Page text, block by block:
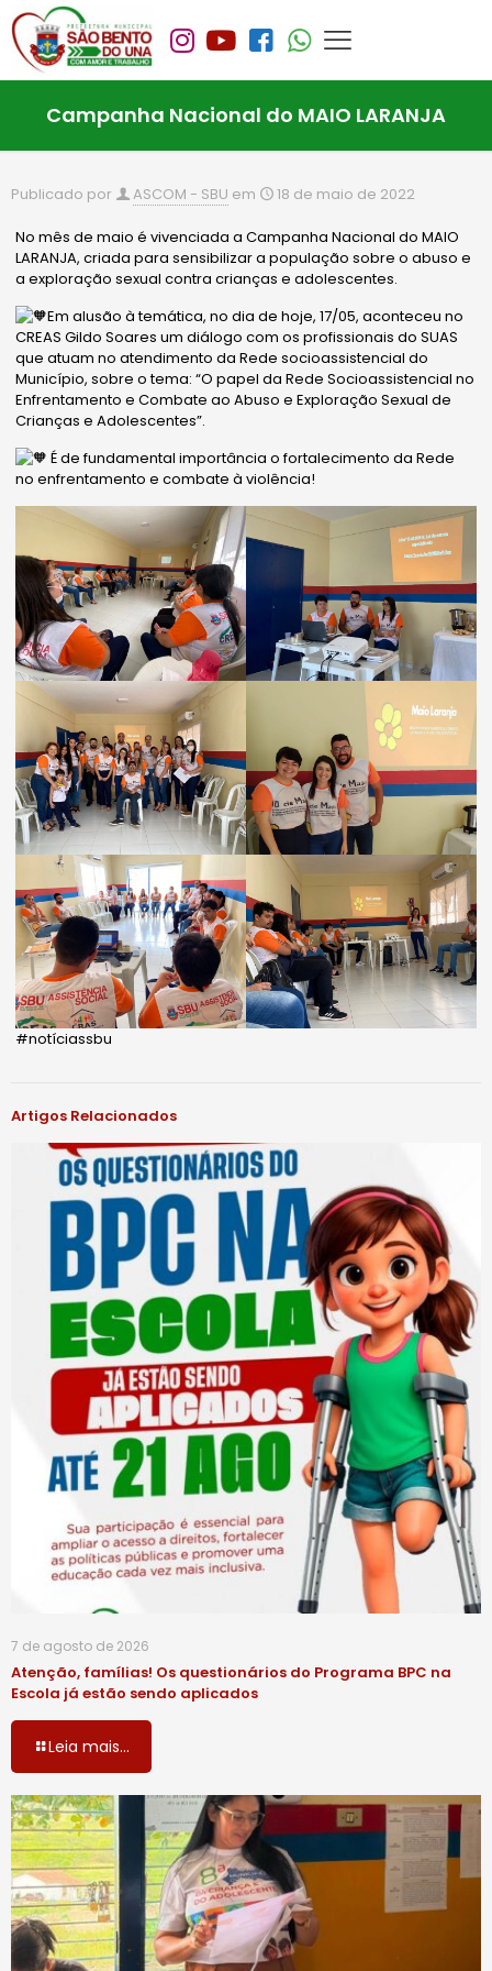
Campanha Nacional do MAIO LARANJA
Publicado por ASCOM - SBU em 18 de maio de 2022
No mês de maio é vivenciada a Campanha Nacional do MAIO
LARANJA, criada para sensibilizar a população sobre o abuso e
a exploração sexual contra crianças e adolescentes.
Em alusão à temática, no dia de hoje, 17/05, aconteceu no
CREAS Gildo Soares um diálogo com os profissionais do SUAS
que atuam no atendimento da Rede socioassistencial do
Município, sobre o tema: “O papel da Rede Socioassistencial no
Enfrentamento e Combate ao Abuso e Exploração Sexual de
Crianças e Adolescentes”.
É de fundamental importância o fortalecimento da Rede
no enfrentamento e combate à violência!
#notíciassbu
Artigos Relacionados
7 de agosto de 2026
Atenção, famílias! Os questionários do Programa BPC na
Escola já estão sendo aplicados
Leia mais...